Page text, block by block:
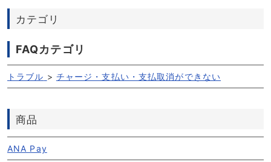
カテゴリ
FAQカテゴリ
トラブル > チャージ・支払い・支払取消ができない
商品
ANA Pay